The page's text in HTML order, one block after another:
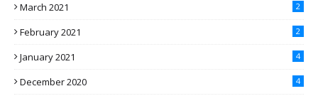
March 2021 2
February 2021 2
January 2021 4
December 2020 4